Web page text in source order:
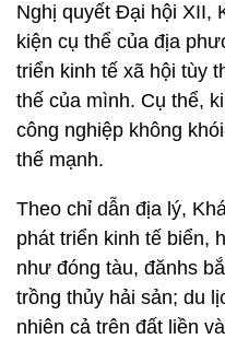
Nghị quyết Đại hội XII,
kiện cụ thể của địa
triển kinh tế xã hội tùy
thế của mình. Cụ thể,
công nghiệp không
thế mạnh.
Theo chỉ dẫn địa lý,
phát triển kinh tế biển,
như đóng tàu, đănhs
trồng thủy hải sản; du
nhiên cả trên đất liền